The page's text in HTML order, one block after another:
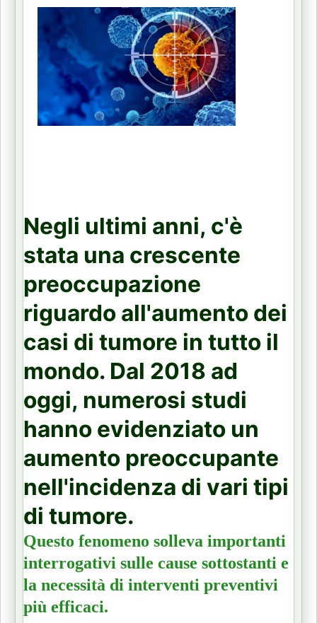
Negli ultimi anni, c'è
stata una crescente
preoccupazione
riguardo all'aumento dei
casi di tumore in tutto il
mondo. Dal 2018 ad
oggi, numerosi studi
hanno evidenziato un
aumento preoccupante
nell'incidenza di vari tipi
di tumore.
Questo fenomeno solleva importanti
interrogativi sulle cause sottostanti e
la necessità di interventi preventivi
più efficaci.